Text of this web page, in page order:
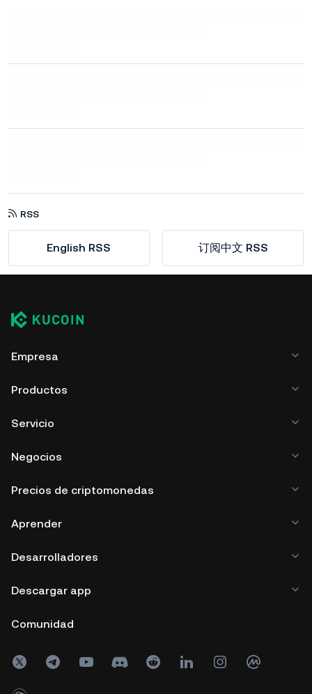
RSS
English RSS 订阅中文 RSS
Empresa
Productos
Servicio
Negocios
Precios de criptomonedas
Aprender
Desarrolladores
Descargar app
Comunidad